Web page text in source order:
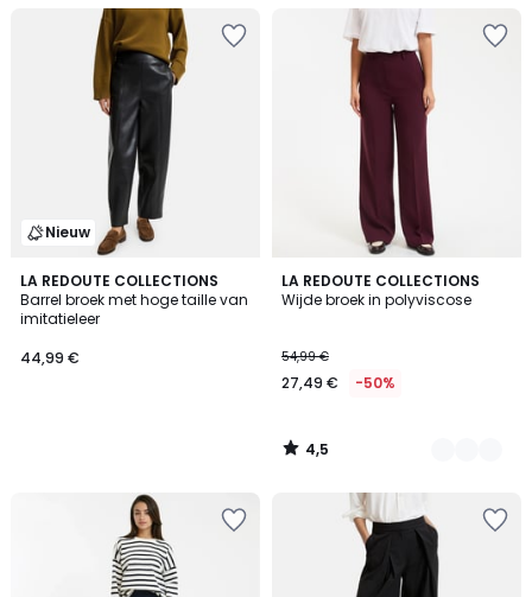
Nieuw
LA REDOUTE COLLECTIONS
Barrel broek met hoge taille van
imitatieleer
44,99 €
LA REDOUTE COLLECTIONS
Wijde broek in polyviscose
54,99 €
27,49 € -50%
4,5
/ 5
2
Kleuren
4,5
/